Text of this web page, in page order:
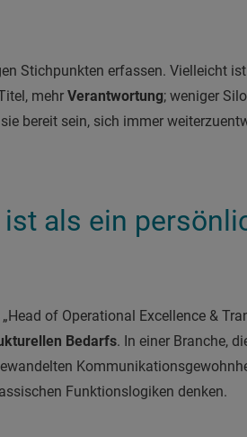
Stichpunkten erfassen. Vielleicht
mehr Verantwortung; weniger
bereit sein, sich immer
als ein
of Operational Excellence &
Bedarfs. In einer Branche,
Funktionslogiken denken.